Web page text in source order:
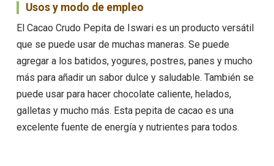
Usos y modo de empleo
El Cacao Crudo Pepita de Iswari es un producto versátil
que se puede usar de muchas maneras. Se puede
agregar a los batidos, yogures, postres, panes y mucho
más para añadir un sabor dulce y saludable. También se
puede usar para hacer chocolate caliente, helados,
galletas y mucho más. Esta pepita de cacao es una
excelente fuente de energía y nutrientes para todos.